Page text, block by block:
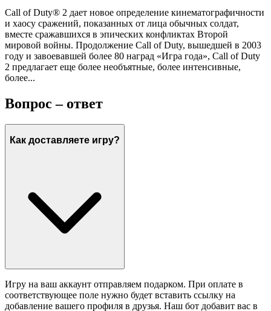
Call of Duty® 2 дает новое определение кинематографичности
и хаосу сражений, показанных от лица обычных солдат,
вместе сражавшихся в эпических конфликтах Второй
мировой войны. Продолжение Call of Duty, вышедшей в 2003
году и завоевавшей более 80 наград «Игра года», Call of Duty
2 предлагает еще более необъятные, более интенсивные,
более...
Вопрос – ответ
Как доставляете игру?
Игру на ваш аккаунт отправляем подарком. При оплате в
соответствующее поле нужно будет вставить ссылку на
добавление вашего профиля в друзья. Наш бот добавит вас в